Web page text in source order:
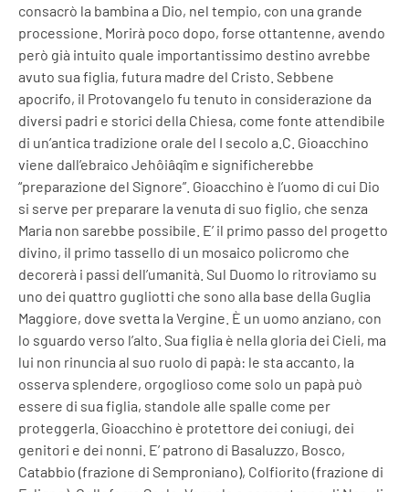
consacrò la bambina a Dio, nel tempio, con una grande
processione. Morirà poco dopo, forse ottantenne, avendo
però già intuito quale importantissimo destino avrebbe
avuto sua figlia, futura madre del Cristo. Sebbene
apocrifo, il Protovangelo fu tenuto in considerazione da
diversi padri e storici della Chiesa, come fonte attendibile
di un’antica tradizione orale del I secolo a.C. Gioacchino
viene dall’ebraico Jehôiâqîm e significherebbe
“preparazione del Signore”. Gioacchino è l’uomo di cui Dio
si serve per preparare la venuta di suo figlio, che senza
Maria non sarebbe possibile. E’ il primo passo del progetto
divino, il primo tassello di un mosaico policromo che
decorerà i passi dell’umanità. Sul Duomo lo ritroviamo su
uno dei quattro gugliotti che sono alla base della Guglia
Maggiore, dove svetta la Vergine. È un uomo anziano, con
lo sguardo verso l’alto. Sua figlia è nella gloria dei Cieli, ma
lui non rinuncia al suo ruolo di papà: le sta accanto, la
osserva splendere, orgoglioso come solo un papà può
essere di sua figlia, standole alle spalle come per
proteggerla. Gioacchino è protettore dei coniugi, dei
genitori e dei nonni. E’ patrono di Basaluzzo, Bosco,
Catabbio (frazione di Semproniano), Colfiorito (frazione di